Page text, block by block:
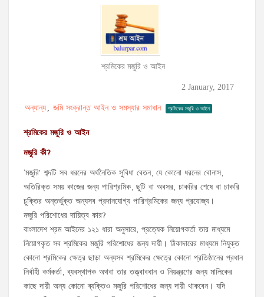
শ্রমিকের মজুরি ও আইন
2 January, 2017
অন্যান্য জমি সংক্রান্ত আইন ও সমস্যার সমাধান শ্রমিকের মজুরি ও আইন
শ্রমিকের মজুরি ও আইন
মজুরি কী?
‘মজুরি’ শব্দটি সব ধরনের অর্থনৈতিক সুবিধা বেতন, যে কোনো ধরনের বোনাস,
অতিরিক্ত সময় কাজের জন্য পারিশ্রমিক, ছুটি বা অবসর, চাকরির শেষে বা চাকরি
চুক্তির অন্তর্ভুক্ত অন্যসব প্রদানযোগ্য পারিশ্রমিকের জন্য প্রযোজ্য।
মজুরি পরিশোধের দায়িত্ব কার?
বাংলাদেশ শ্রম আইনের ১২১ ধারা অনুসারে, প্রত্যেক নিয়োগকর্তা তার মাধ্যমে
নিয়োগকৃত সব শ্রমিকের মজুরি পরিশোধের জন্য দায়ী। ঠিকাদারের মাধ্যমে নিযুক্ত
কোনো শ্রমিকের ক্ষেত্র ছাড়া অন্যসব শ্রমিকের ক্ষেত্রে কোনো প্রতিষ্ঠানের প্রধান
নির্বাহী কর্মকর্তা, ব্যবস্থাপক অথবা তার তত্ত্বাবধান ও নিয়ন্ত্রণের জন্য মালিকের
কাছে দায়ী অন্য কোনো ব্যক্তিও মজুরি পরিশোধের জন্য দায়ী থাকবেন। যদি